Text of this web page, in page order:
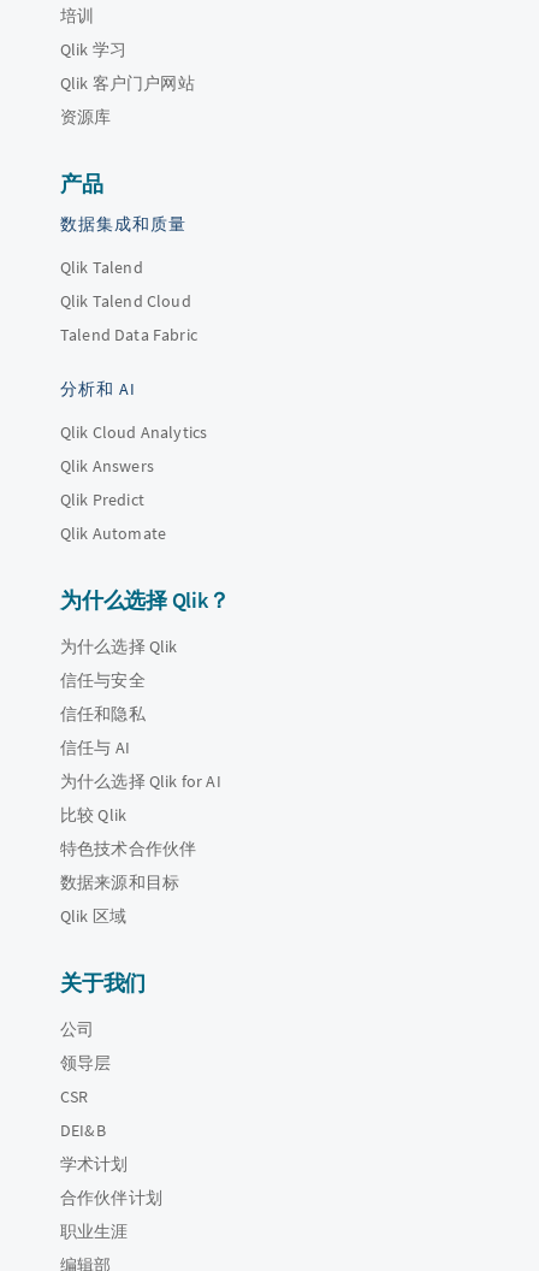
培训
Qlik 学习
Qlik 客户门户网站
资源库
产品
数据集成和质量
Qlik Talend
Qlik Talend Cloud
Talend Data Fabric
分析和 AI
Qlik Cloud Analytics
Qlik Answers
Qlik Predict
Qlik Automate
为什么选择 Qlik？
为什么选择 Qlik
信任与安全
信任和隐私
信任与 AI
为什么选择 Qlik for AI
比较 Qlik
特色技术合作伙伴
数据来源和目标
Qlik 区域
关于我们
公司
领导层
CSR
DEI&B
学术计划
合作伙伴计划
职业生涯
编辑部